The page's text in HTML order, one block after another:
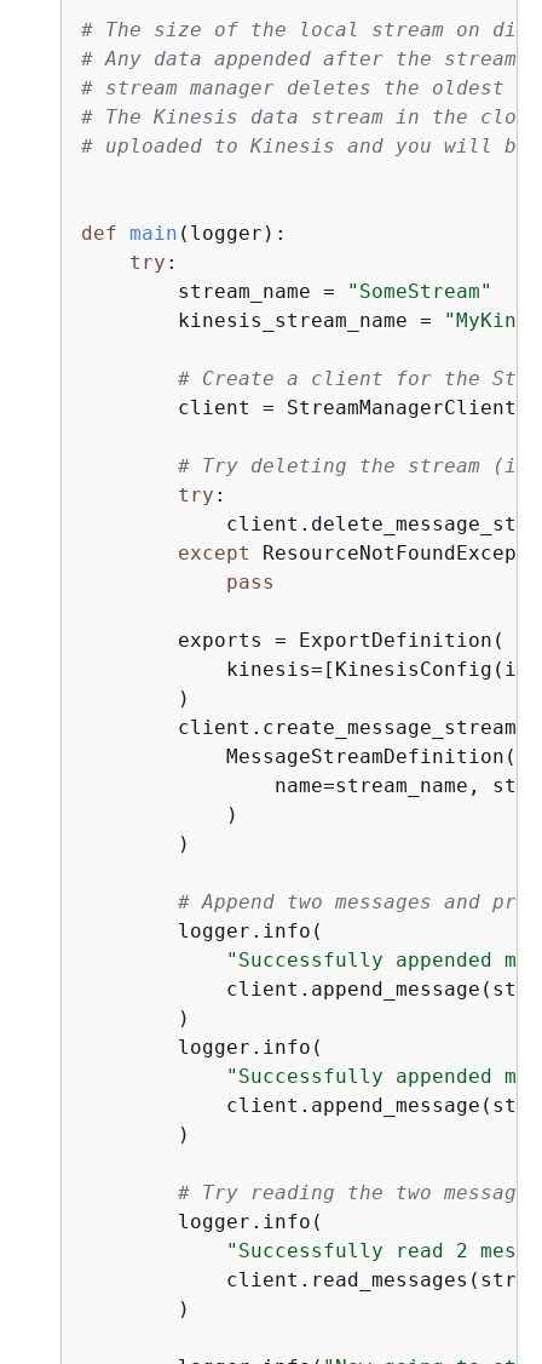
# The size of the local stream on
# Any data appended after the
# stream manager deletes the oldest
# The Kinesis data stream in the
# uploaded to Kinesis and you will be
def main ( logger ):
try :
        stream_name =
"SomeStream"
        kinesis_stream_name =
# Create a client for the
        client = StreamManagerClient()
# Try deleting the stream
try :
except
pass
        exports = ExportDefinition(
        )
        client.create_message_stream(
            MessageStreamDefinition(
name=stream_name,
            )
        )
# Append two messages and
        logger.info(
"Successfully appended
        )
        logger.info(
"Successfully appended
        )
# Try reading the two
        logger.info(
"Successfully read 2
        )